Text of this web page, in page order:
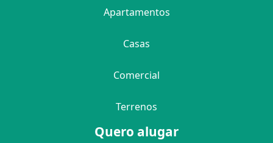
Apartamentos
Casas
Comercial
Terrenos
Quero alugar